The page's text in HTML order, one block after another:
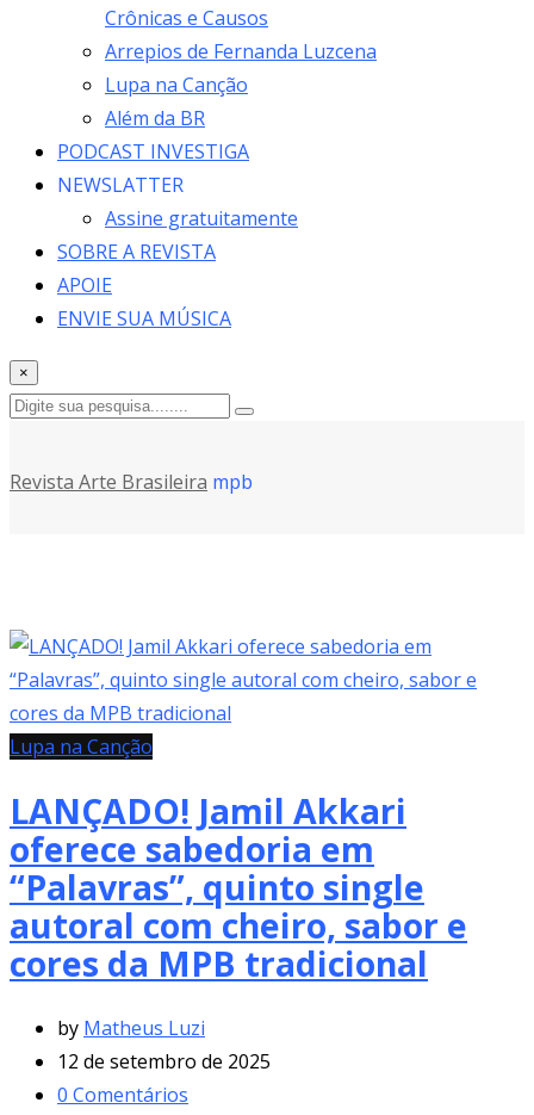
Crônicas e Causos
Arrepios de Fernanda Luzcena
Lupa na Canção
Além da BR
PODCAST INVESTIGA
NEWSLATTER
Assine gratuitamente
SOBRE A REVISTA
APOIE
ENVIE SUA MÚSICA
×
Revista Arte Brasileira mpb
Lupa na Canção
LANÇADO! Jamil Akkari
oferece sabedoria em
“Palavras”, quinto single
autoral com cheiro, sabor e
cores da MPB tradicional
by Matheus Luzi
12 de setembro de 2025
0 Comentários